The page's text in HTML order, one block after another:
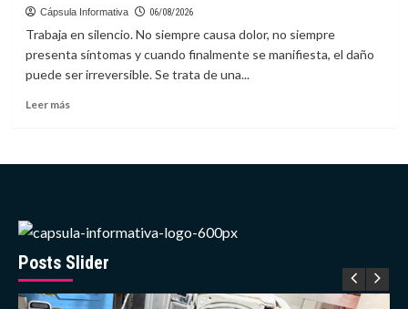
geológico
la
Luna
con
datos
Chang’e-
Cápsula Informativa 06/08/2026
Trabaja en silencio. No siempre causa dolor, no siempre
presenta síntomas y cuando finalmente se manifiesta, el daño
puede ser irreversible. Se trata de una...
Leer másLeer
que
puede
el
Posts Slider